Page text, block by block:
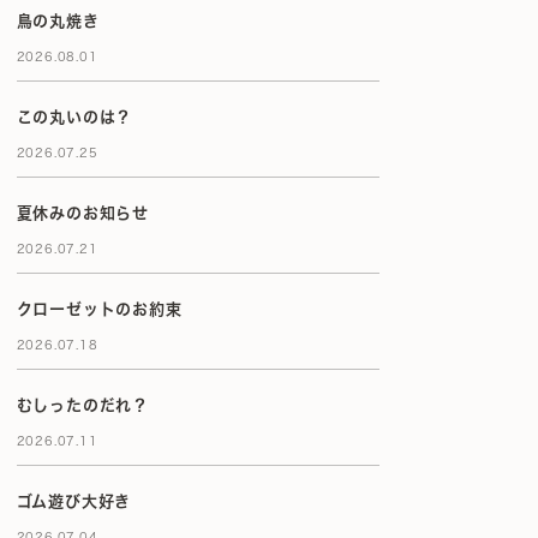
鳥の丸焼き
2026.08.01
この丸いのは？
2026.07.25
夏休みのお知らせ
2026.07.21
クローゼットのお約束
2026.07.18
むしったのだれ？
2026.07.11
ゴム遊び大好き